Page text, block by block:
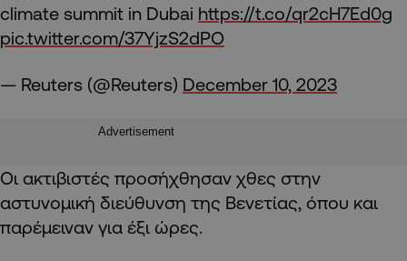
climate summit in Dubai https://t.co/qr2cH7Ed0g
pic.twitter.com/37YjzS2dPO
— Reuters (@Reuters) December 10, 2023
Advertisement
Οι ακτιβιστές προσήχθησαν χθες στην
αστυνομική διεύθυνση της Βενετίας, όπου και
παρέμειναν για έξι ώρες.